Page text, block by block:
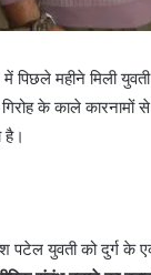
में पिछले महीने मिली
गिरोह के काले
है।
पटेल युवती को दुर्ग